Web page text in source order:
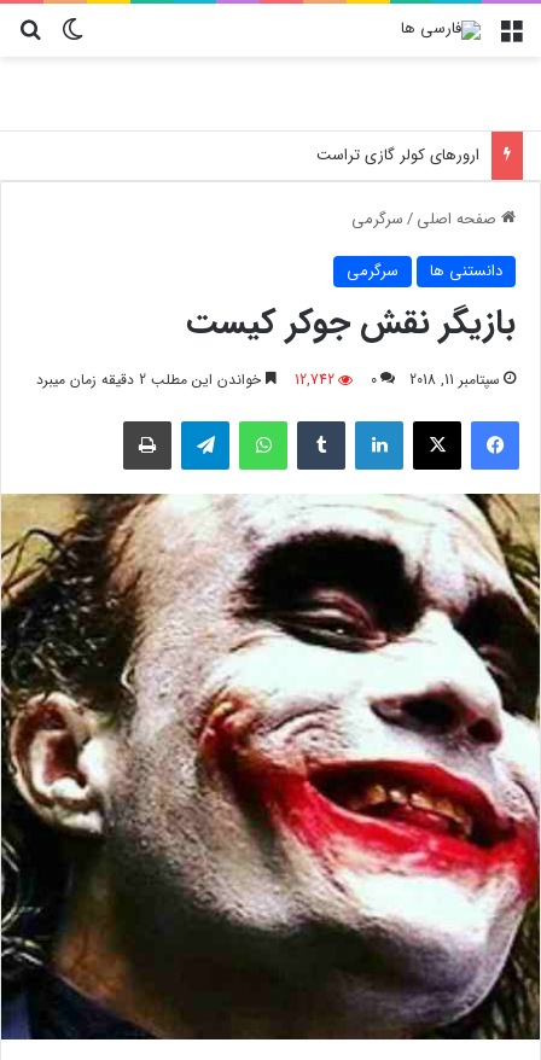
تغییر منو
ارورهای کولر گازی تراست
صفحه اصلی/سرگرمی
دانستنی ها سرگرمی
بازیگر نقش جوکر کیست
سپتامبر 11, 2018 0
12,742 خواندن این مطلب 2 دقیقه زمان میبرد
فیسبوک لینکدین واتس آپ